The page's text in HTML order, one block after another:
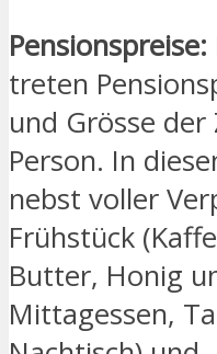
Pensionspreise:
treten
und Grösse
Person. In
nebst voller
Frühstück
Butter, Honig
Mittagessen,